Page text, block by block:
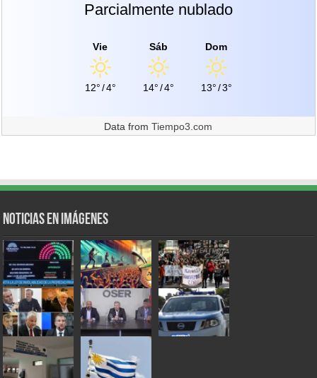
Parcialmente nublado
Vie
12°/4°
Sáb
14°/4°
Dom
13°/3°
Data fromTiempo3.com
Noticias en Imágenes